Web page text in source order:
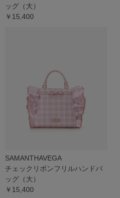
ッグ（大）
￥15,400
SAMANTHAVEGA
チェックリボンフリルハンドバ
ッグ（大）
￥15,400